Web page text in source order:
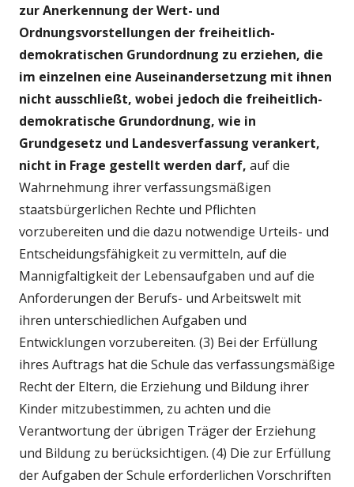
zur Anerkennung der Wert- und
Ordnungsvorstellungen der freiheitlich-
demokratischen Grundordnung zu erziehen, die
im einzelnen eine Auseinandersetzung mit ihnen
nicht ausschließt, wobei jedoch die freiheitlich-
demokratische Grundordnung, wie in
Grundgesetz und Landesverfassung verankert,
nicht in Frage gestellt werden darf, auf die
Wahrnehmung ihrer verfassungsmäßigen
staatsbürgerlichen Rechte und Pflichten
vorzubereiten und die dazu notwendige Urteils- und
Entscheidungsfähigkeit zu vermitteln, auf die
Mannigfaltigkeit der Lebensaufgaben und auf die
Anforderungen der Berufs- und Arbeitswelt mit
ihren unterschiedlichen Aufgaben und
Entwicklungen vorzubereiten. (3) Bei der Erfüllung
ihres Auftrags hat die Schule das verfassungsmäßige
Recht der Eltern, die Erziehung und Bildung ihrer
Kinder mitzubestimmen, zu achten und die
Verantwortung der übrigen Träger der Erziehung
und Bildung zu berücksichtigen. (4) Die zur Erfüllung
der Aufgaben der Schule erforderlichen Vorschriften